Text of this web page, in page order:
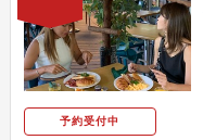
予約受付中